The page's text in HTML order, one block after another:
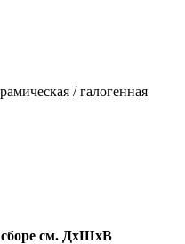
/ галогенная
сборе см. ДxШxВ